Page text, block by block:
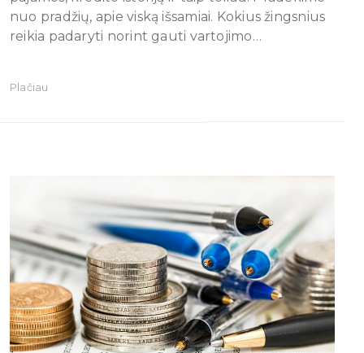
nuo pradžių, apie viską išsamiai. Kokius žingsnius
reikia padaryti norint gauti vartojimo…
Plačiau